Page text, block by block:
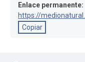
Enlace permanente:
https://
Copiar